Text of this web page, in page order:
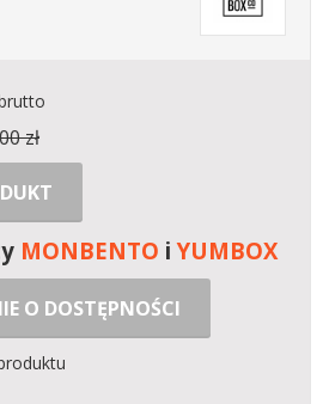
zł
MONBENTO iYUMBOX
O DOSTĘPNOŚCI